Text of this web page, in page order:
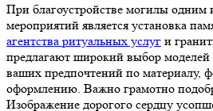
При благоустройстве могилы одним
мероприятий является установка
агентства ритуальных услуг и
предлагают широкий выбор
ваших предпочтений по материалу,
оформлению. Важно грамотно
Изображение дорогого сердцу